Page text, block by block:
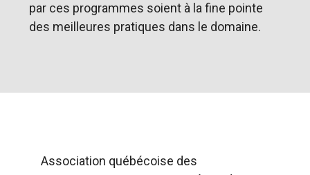
par ces programmes soient à la fine pointe
des meilleures pratiques dans le domaine.
Association québécoise des